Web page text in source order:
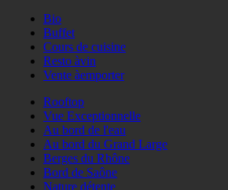
Bio
Buffet
Cours de cuisine
Resto àvin
Vente àemporter
Rooftop
Vue Exceptionnelle
Au bord de l'eau
Au bord du Grand Large
Berges du Rhône
Bord de Saône
Nature détente